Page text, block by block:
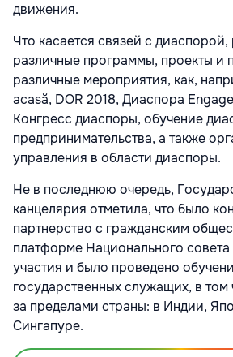
движения.
Что касается связей с
различные программы, проекты и
различные мероприятия, как,
acasă, DOR 2018, Диаспора
Конгресс диаспоры, обучение
предпринимательства, а также
управления в области диаспоры.
Не в последнюю очередь,
канцелярия отметила, что было
партнерство с гражданским
платформе Национального
участия и было проведено
государственных служащих, в том
за пределами страны: в Индии,
Сингапуре.